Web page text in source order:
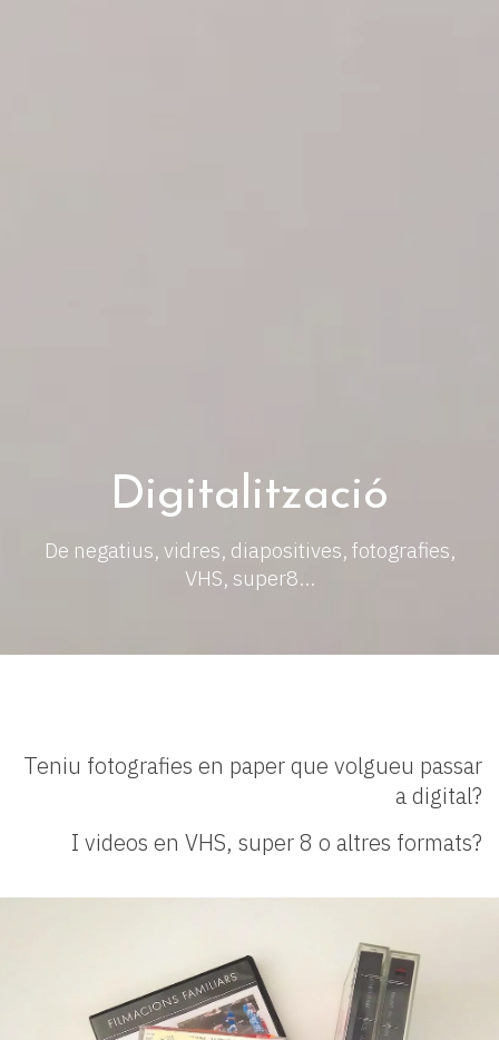
Digitalització
De negatius, vidres, diapositives, fotografies,
VHS, super8...
Teniu fotografies en paper que volgueu passar
a digital?
I videos en VHS, super 8 o altres formats?